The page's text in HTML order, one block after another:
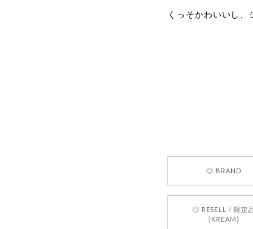
くっそかわいいし
2026/
◎ BRAND
◎ RESELL / 限定
(KREAM)